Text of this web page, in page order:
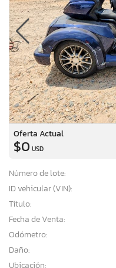
Oferta Actual
$0 USD
Número de lote:
ID vehicular (VIN):
Título:
Fecha de Venta:
Odómetro:
Daño:
Ubicación: